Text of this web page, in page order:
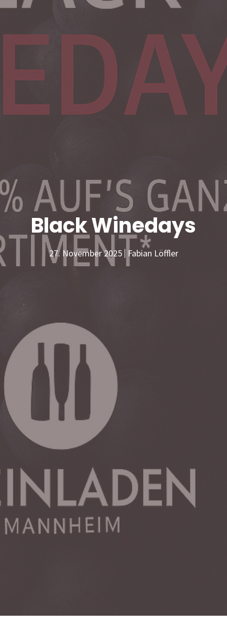
Black Winedays
27. November 2025 Fabian Löffler